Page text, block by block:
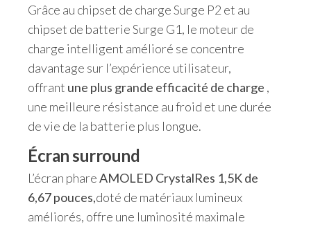
Grâce au chipset de charge Surge P2 et au
chipset de batterie Surge G1, le moteur de
charge intelligent amélioré se concentre
davantage sur l’expérience utilisateur,
offrant une plus grande efficacité de charge ,
une meilleure résistance au froid et une durée
de vie de la batterie plus longue.
Écran surround
L’écran phareAMOLED CrystalRes 1,5K de
6,67 pouces,doté de matériaux lumineux
améliorés, offre une luminosité maximale